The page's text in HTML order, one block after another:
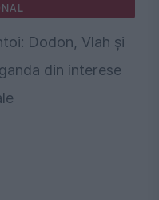
Dodon, Vlah și
din interese